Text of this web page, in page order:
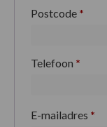
Postcode *
Telefoon *
E-mailadres *